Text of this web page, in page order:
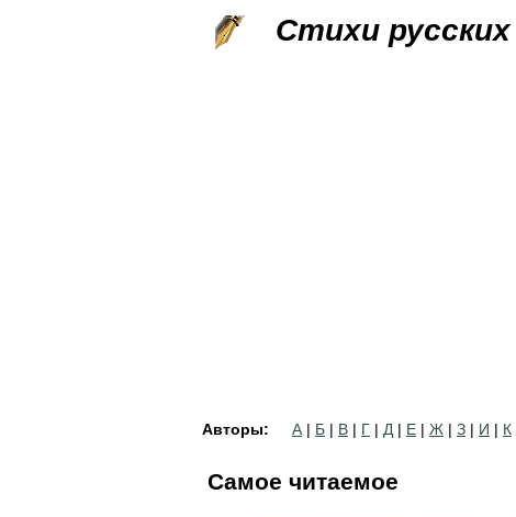
Стихи
Авторы: А | Б | В | Г | Д | Е | Ж | З | И | К
Самое читаемое